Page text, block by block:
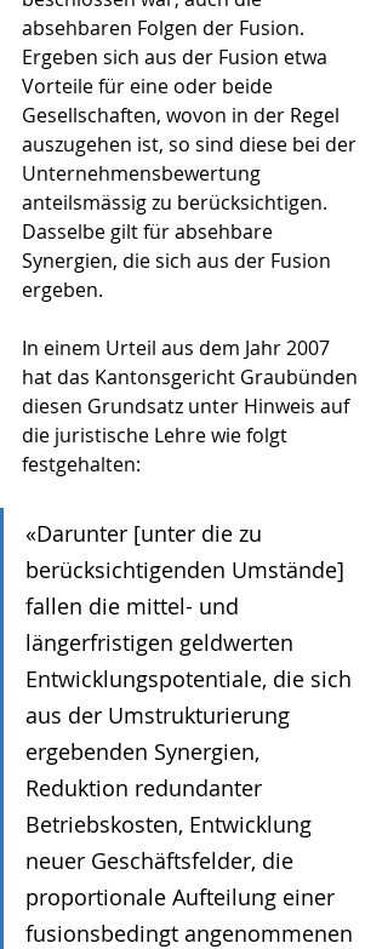
absehbaren Folgen der Fusion.
Ergeben sich aus der Fusion etwa
Vorteile für eine oder beide
Gesellschaften, wovon in der Regel
auszugehen ist, so sind diese bei der
Unternehmensbewertung
anteilsmässig zu berücksichtigen.
Dasselbe gilt für absehbare
Synergien, die sich aus der Fusion
ergeben.
In einem Urteil aus dem Jahr 2007
hat das Kantonsgericht Graubünden
diesen Grundsatz unter Hinweis auf
die juristische Lehre wie folgt
festgehalten:
«Darunter [unter die zu
berücksichtigenden Umstände]
fallen die mittel- und
längerfristigen geldwerten
Entwicklungspotentiale, die sich
aus der Umstrukturierung
ergebenden Synergien,
Reduktion redundanter
Betriebskosten, Entwicklung
neuer Geschäftsfelder, die
proportionale Aufteilung einer
fusionsbedingt angenommenen